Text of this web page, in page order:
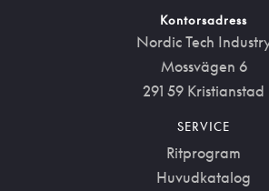
Kontorsadress
Nordic Tech
Mossvägen 6
291 59 Kristianstad
SERVICE
Ritprogram
Huvudkatalog